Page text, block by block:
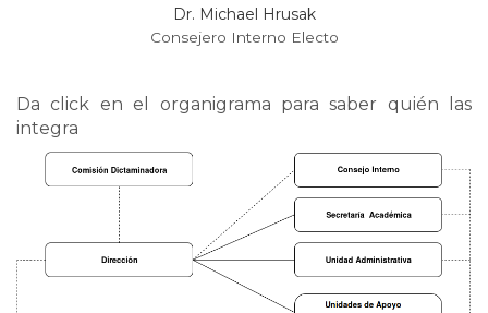
Dr. Michael Hrusak
Consejero Interno Electo
Da click en el organigrama para saber quién las
integra